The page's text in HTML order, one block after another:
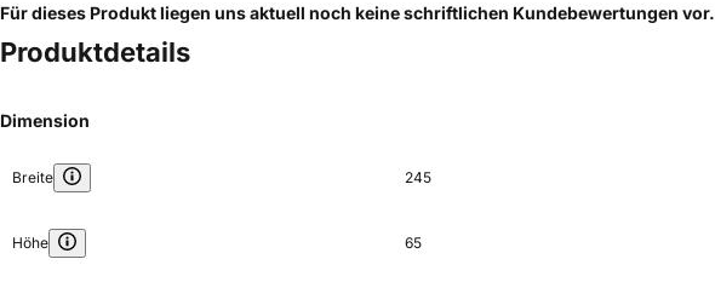
Für dieses Produkt liegen uns aktuell noch keine schriftlichen Kundebewertungen vor.
Produktdetails
Dimension
Breite 245
Höhe 65